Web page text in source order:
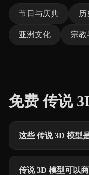
节日与庆典
亚洲文化 宗教
免费 传说
这些 传说 3D 模型
传说 3D 模型可以